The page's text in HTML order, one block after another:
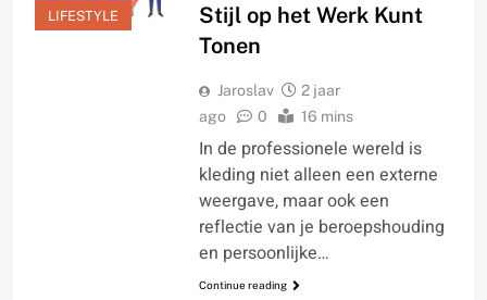
LIFESTYLE
Stijl op het Werk Kunt
Tonen
Jaroslav
2 jaar
ago
0 16 mins
In de professionele wereld is
kleding niet alleen een externe
weergave, maar ook een
reflectie van je beroepshouding
en persoonlijke…
Continue reading